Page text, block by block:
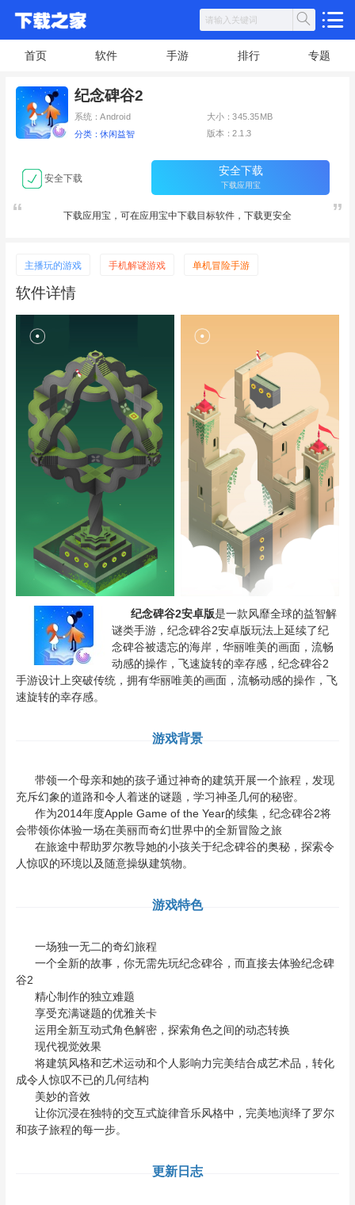
首页 软件 手游 排行 专题
纪念碑谷2
系统：Android 大小：345.35MB
分类：休闲益智 版本：2.1.3
安全下载
安全下载
下载应用宝
下载应用宝，可在应用宝中下载目标软件，下载更安全
主播玩的游戏 手机解谜游戏 单机冒险手游
软件详情
纪念碑谷2安卓版是一款风靡全球的益智解
谜类手游，纪念碑谷2安卓版玩法上延续了纪
念碑谷被遗忘的海岸，华丽唯美的画面，流畅
动感的操作，飞速旋转的幸存感，纪念碑谷2
手游设计上突破传统，拥有华丽唯美的画面，流畅动感的操作，飞
速旋转的幸存感。
游戏背景
带领一个母亲和她的孩子通过神奇的建筑开展一个旅程，发现
充斥幻象的道路和令人着迷的谜题，学习神圣几何的秘密。
作为2014年度Apple Game of the Year的续集，纪念碑谷2将
会带领你体验一场在美丽而奇幻世界中的全新冒险之旅
在旅途中帮助罗尔教导她的小孩关于纪念碑谷的奥秘，探索令
人惊叹的环境以及随意操纵建筑物。
游戏特色
一场独一无二的奇幻旅程
一个全新的故事，你无需先玩纪念碑谷，而直接去体验纪念碑
谷2
精心制作的独立难题
享受充满谜题的优雅关卡
运用全新互动式角色解密，探索角色之间的动态转换
现代视觉效果
将建筑风格和艺术运动和个人影响力完美结合成艺术品，转化
成令人惊叹不已的几何结构
美妙的音效
让你沉浸在独特的交互式旋律音乐风格中，完美地演绎了罗尔
和孩子旅程的每一步。
更新日志